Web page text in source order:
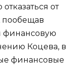
от
пообещав
финансовую
Коцева, в
финансовые